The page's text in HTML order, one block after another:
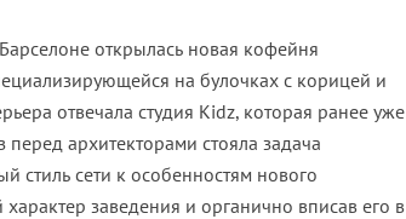
открылась новая кофейня
на булочках с корицей и
отвечала студия Kidz, которая ранее уже
архитекторами стояла задача
стиль сети к особенностям нового
заведения и органично вписав его в